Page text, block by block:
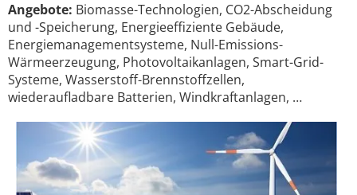
Angebote: Biomasse-Technologien, CO2-Abscheidung
und -Speicherung, Energieeffiziente Gebäude,
Energiemanagementsysteme, Null-Emissions-
Wärmeerzeugung, Photovoltaikanlagen, Smart-Grid-
Systeme, Wasserstoff-Brennstoffzellen,
wiederaufladbare Batterien, Windkraftanlagen, …